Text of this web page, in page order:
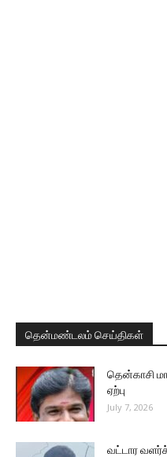
தென்மண்டலம் செய்திகள்
தென்காசி
ஏற்பு
July 7, 2026
வட்டார